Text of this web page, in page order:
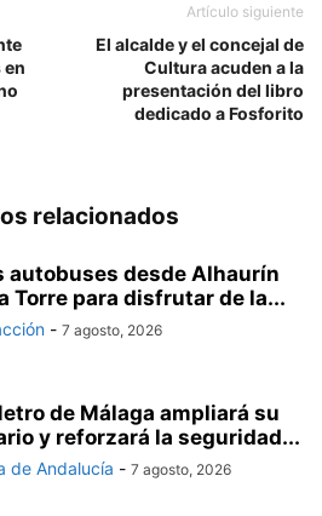
en
Artículo siguiente
El alcalde y el concejal de
Cultura acuden a la
presentación del libro
dedicado a Fosforito
relacionados
autobuses desde Alhaurín
Torre para disfrutar de la...
- 7 agosto, 2026
de Málaga ampliará su
y reforzará la seguridad...
de Andalucía - 7 agosto, 2026